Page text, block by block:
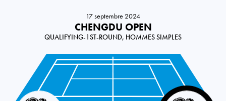
17 septembre 2024
CHENGDU OPEN
QUALIFYING-1ST-ROUND, HOMMES SIMPLES